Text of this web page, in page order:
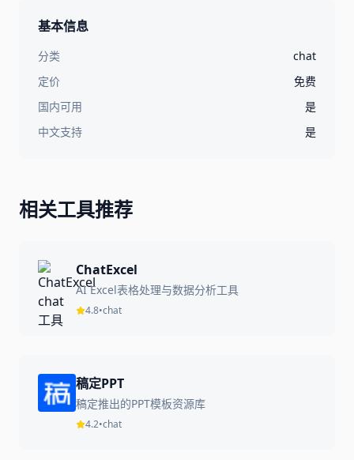
基本信息
分类
chat
定价
免费
国内可用
是
中文支持
是
相关工具推荐
ChatExcel
AI Excel表格处理与数据分析工具
4.8•chat
稿定PPT
稿定推出的PPT模板资源库
4.2•chat